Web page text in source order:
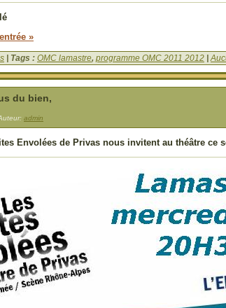
»
| Tags : OMC lamastre, programme OMC 2011 2012 |
du bien,
admin
Envolées de Privas nous invitent au théâtre ce